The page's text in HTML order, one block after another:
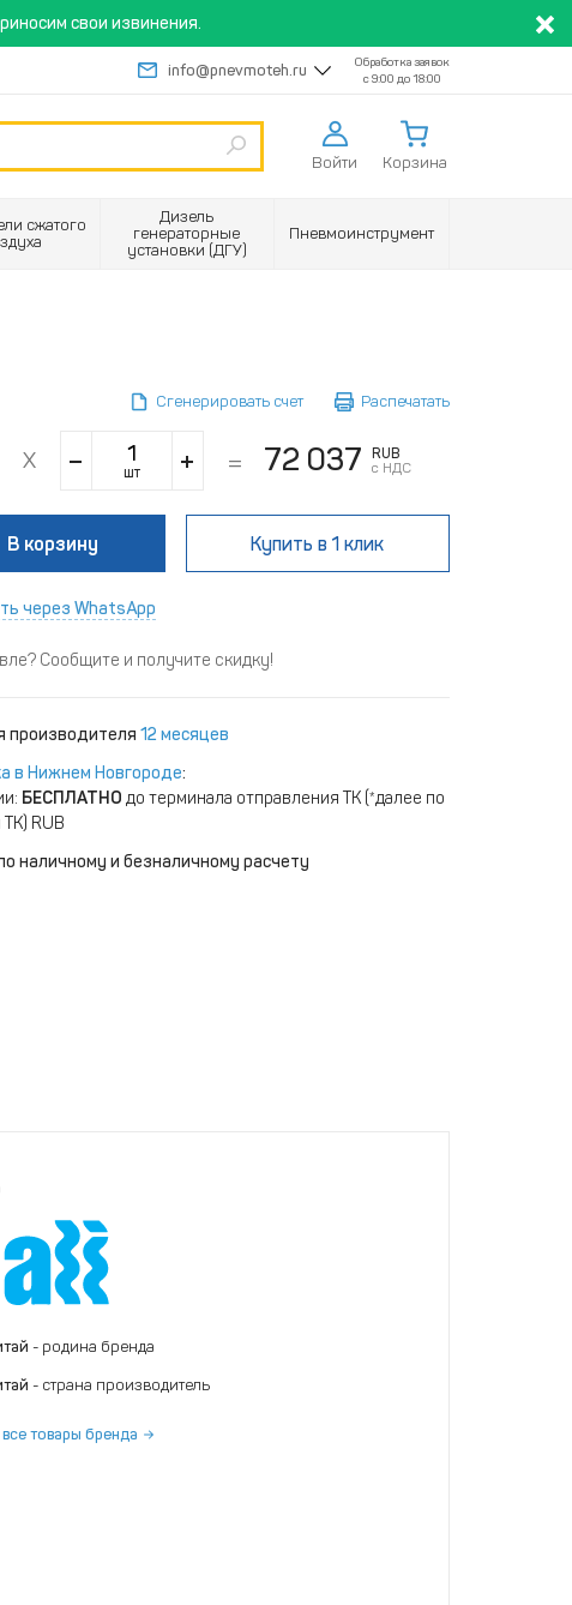
свои извинения.
info@pnevmoteh.ru
Обработка заявок
с 9:00 до 18:00
Войти Корзина
сжатого
Дизель
генераторные
установки (ДГУ)
Пневмоинструмент
Сгенерировать счет Распечатать
шт 72 037
RUB
с НДС
В корзину Купить в 1 клик
через WhatsApp
Сообщите и получите скидку!
производителя 12 месяцев
в Нижнем Новгороде:
БЕСПЛАТНО до терминала отправления ТК (*далее по
RUB
наличному и безналичному расчету
- родина бренда
- страна производитель
товары бренда